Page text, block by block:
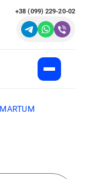
+38 (099) 229-20-02